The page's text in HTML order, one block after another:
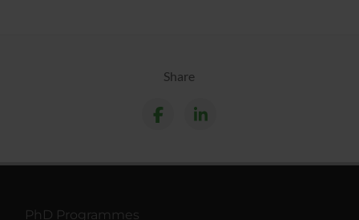
Share
PhD Programmes